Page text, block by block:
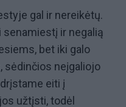
gal ir nereikėtų.
senamiestį ir negalią
bet iki galo
sėdinčios neįgaliojo
eiti į
užtįsti, todėl